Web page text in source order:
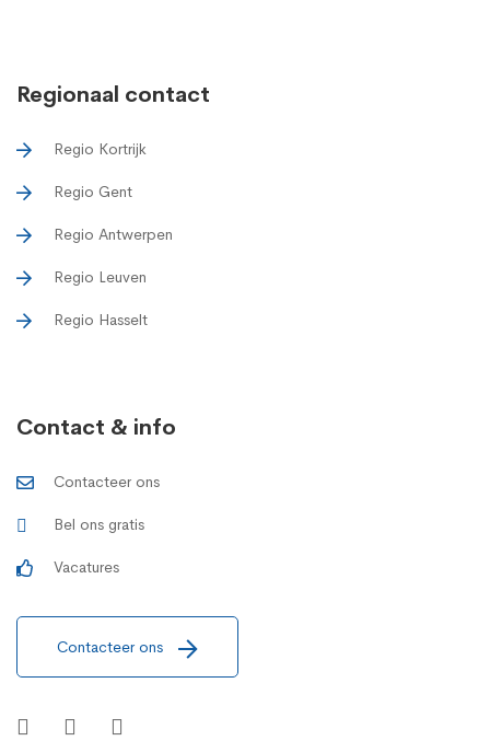
Regionaal contact
Regio Kortrijk
Regio Gent
Regio Antwerpen
Regio Leuven
Regio Hasselt
Contact & info
Contacteer ons
Bel ons gratis
Vacatures
Contacteer ons